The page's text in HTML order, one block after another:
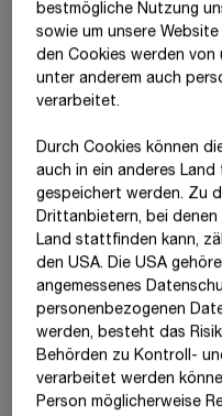
Dipl.-Ing. (FH) Jörg Rösler
Dipl.-Ing. (FH) Péter
Dipl.-Ing. Siegfried Wanker
Dipl.-Ing. (FH) Alfred Watzl
Aufsichtsrat
Mag. Kerstin Gelbmann
Mag. Erwin Hameseder
Dr. Andreas Brandstetter
Dr. Valerie Hackl
Dipl.-Ing. Sebastian
best­mögliche Nutzung
sowie um unsere
den Cookies werden
unter anderem auch
verarbeitet.
Durch Cookies können
auch in ein anderes
gespeichert werden. Zu
Drittanbietern, bei
Land stattfinden kann,
den USA. Die USA
angemessenes
personenbezogenen
werden, besteht das
Behörden zu Kontroll-
verarbeitet werden
Person möglicherweise